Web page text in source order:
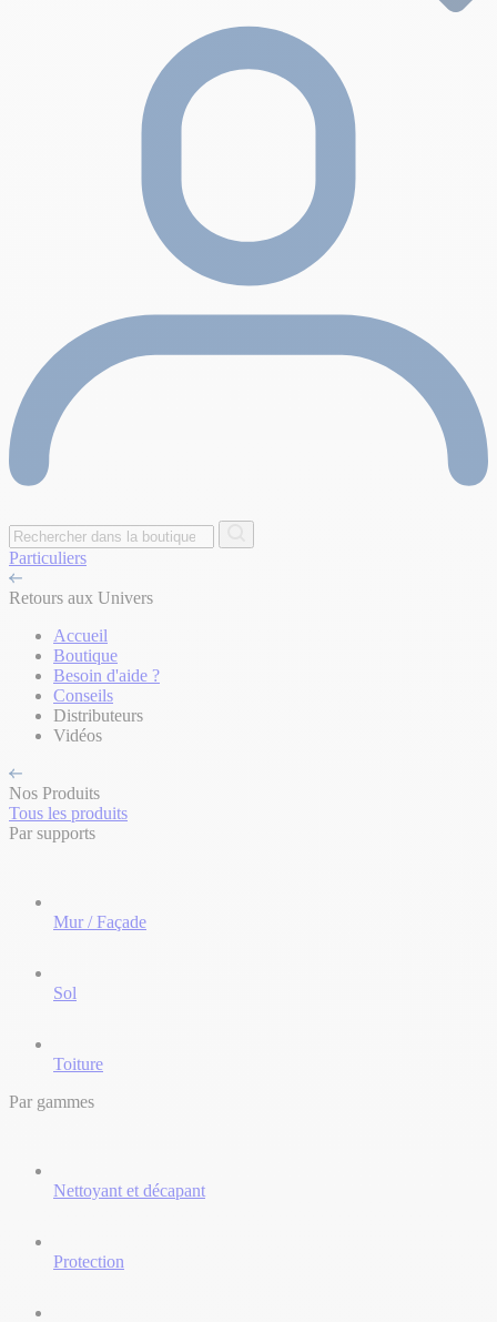
Particuliers
Retours aux Univers
Accueil
Boutique
Besoin d'aide ?
Conseils
Distributeurs
Vidéos
Nos Produits
Tous les produits
Par supports
Mur / Façade
Sol
Toiture
Par gammes
Nettoyant et décapant
Protection